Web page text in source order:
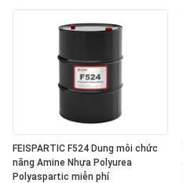
FEISPARTIC F524 Dung môi chức
năng Amine Nhựa Polyurea
Polyaspartic miễn phí